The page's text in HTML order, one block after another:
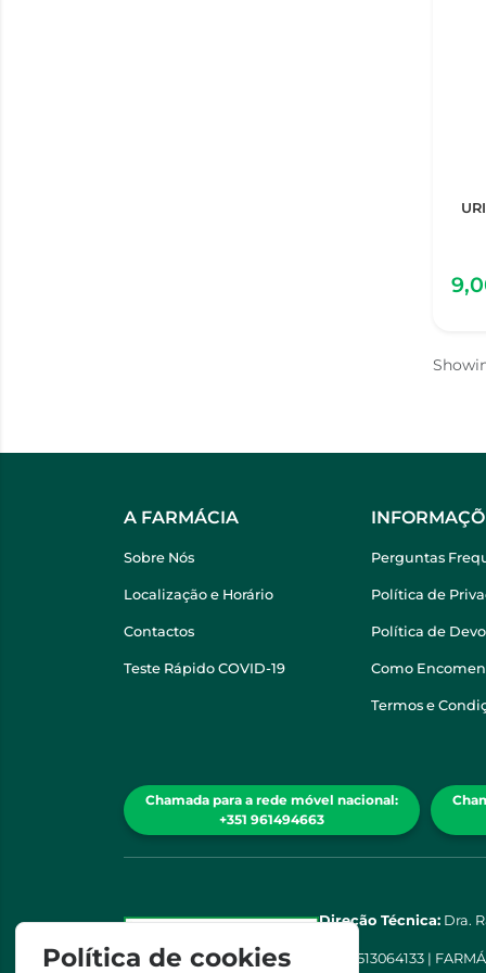
A FARMÁCIA
Sobre Nós
Localização e Horário
Contactos
Teste Rápido COVID-19
Perguntas
Política de
Política de
Como
Termos e
Chamada para a rede móvel nacional:
+351 961494663
Direção Técnica: Dra.
513064133 |
Política de cookies